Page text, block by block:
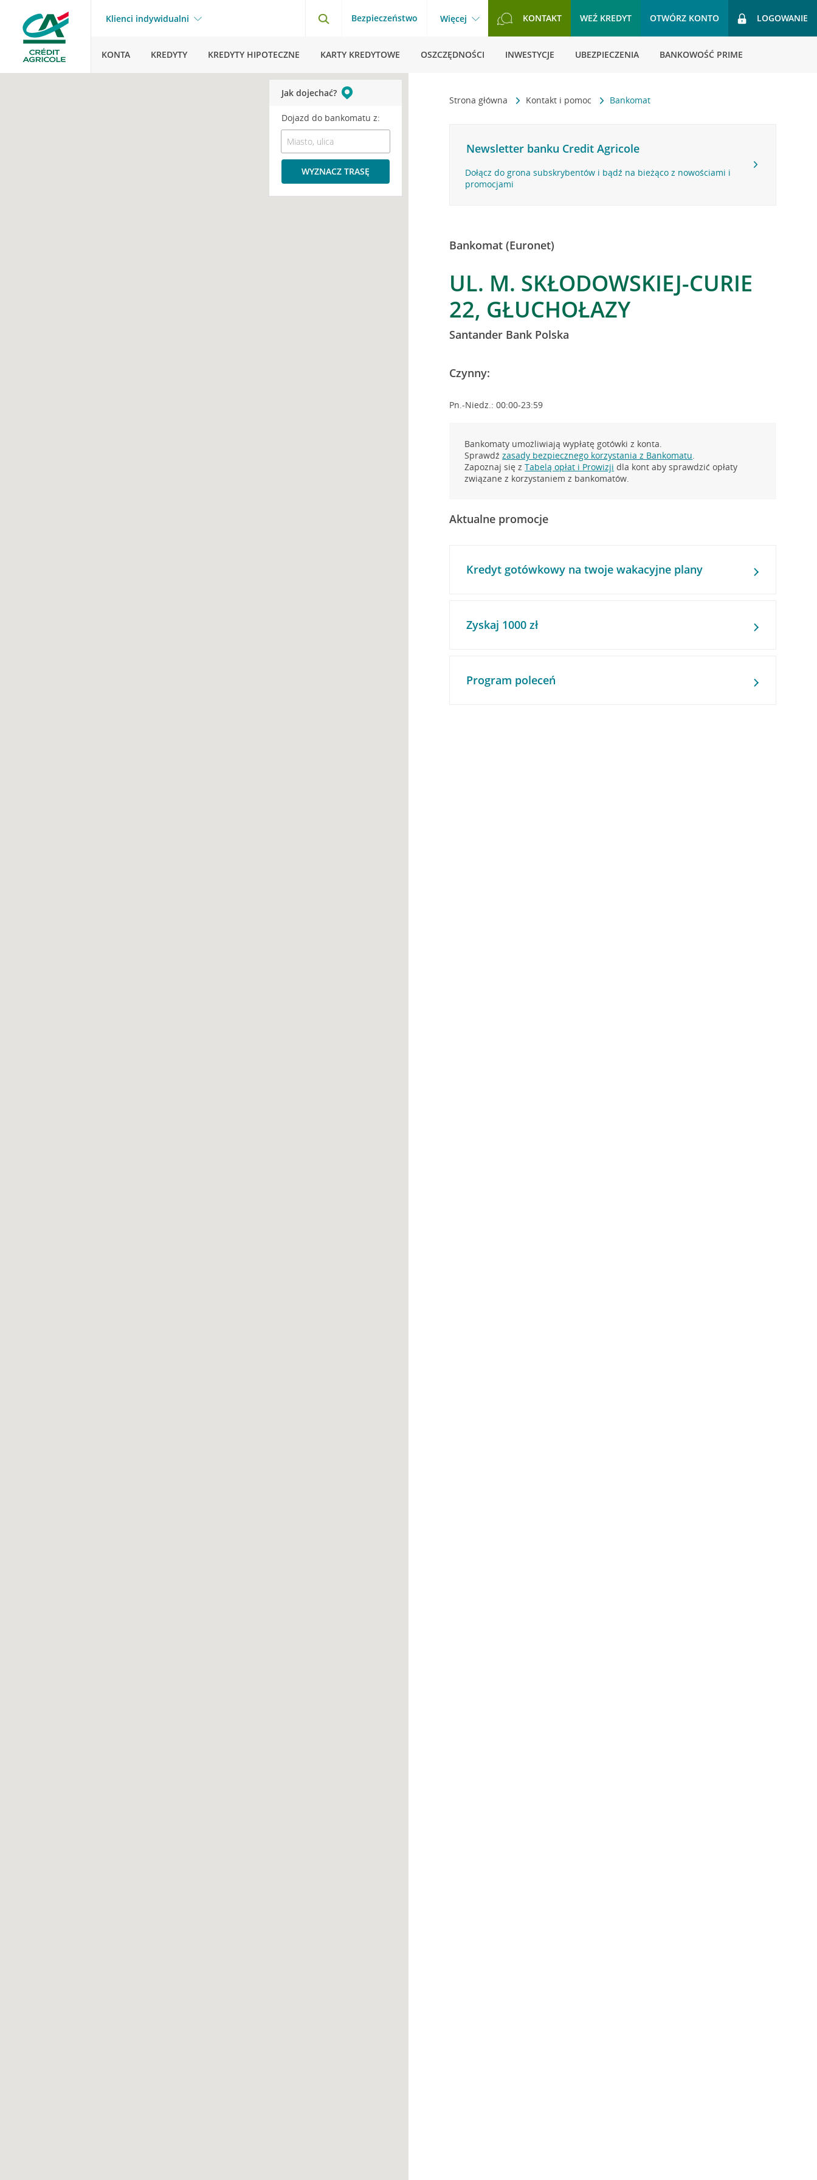
Klienci indywidualni Bezpieczeństwo Więcej KONTAKT WEŹ KREDYT OTWÓRZ KONTO LOGOWANIE
KONTA KREDYTY KREDYTY HIPOTECZNE KARTY KREDYTOWE OSZCZĘDNOŚCI INWESTYCJE UBEZPIECZENIA BANKOWOŚĆ PRIME
Strona główna Kontakt i pomoc Bankomat
Newsletter banku Credit Agricole
Dołącz do grona subskrybentów i bądź na bieżąco z nowościami i
promocjami
Bankomat (Euronet)
UL. M. SKŁODOWSKIEJ-CURIE
22, GŁUCHOŁAZY
Santander Bank Polska
Czynny:
Pn.-Niedz.: 00:00-23:59
Bankomaty umożliwiają wypłatę gotówki z konta.
Sprawdźzasady bezpiecznego korzystania z Bankomatu.
Zapoznaj się zTabelą opłat i Prowizji dla kont aby sprawdzić opłaty
związane z korzystaniem z bankomatów.
Aktualne promocje
Kredyt gotówkowy na twoje wakacyjne plany
Zyskaj 1000 zł
Program poleceń
Jak dojechać?
Dojazd do bankomatu z:
WYZNACZ TRASĘ